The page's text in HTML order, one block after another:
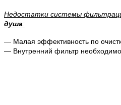
Недостатки системы
душа:
— Малая эффективность по
— Внутренний фильтр